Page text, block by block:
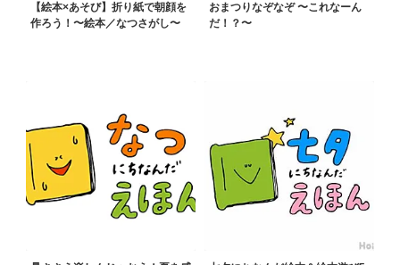
【絵本×あそび】折り紙で朝顔を
作ろう！〜絵本／なつさがし〜
おまつりなぞなぞ 〜これなーん
だ！？〜